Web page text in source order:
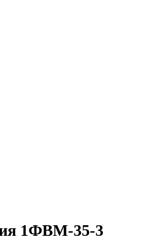
1ФВМ-35-3